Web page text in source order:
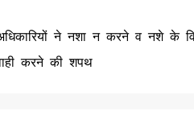
ने नशा न करने व नशे के
करने की शपथ